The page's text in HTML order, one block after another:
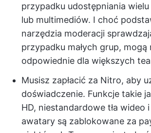
przypadku udostępniania
lub multimediów. I choć
narzędzia moderacji
przypadku małych grup, mogą
odpowiednie dla większych
Musisz zapłacić za Nitro, aby
doświadczenie. Funkcje takie
HD, niestandardowe tła wideo
awatary są zablokowane za